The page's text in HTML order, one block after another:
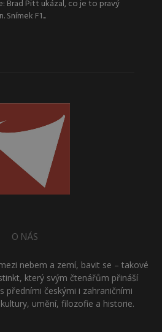
Brad Pitt ukázal, co je to pravý
Snímek F1...
O NÁS
nebem a zemí, bavit se – takové
který svým čtenářům přináší
předními českými i zahraničními
umění, filozofie a historie.